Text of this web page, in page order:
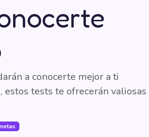
a conocerte mejor a ti
tests te ofrecerán valiosas